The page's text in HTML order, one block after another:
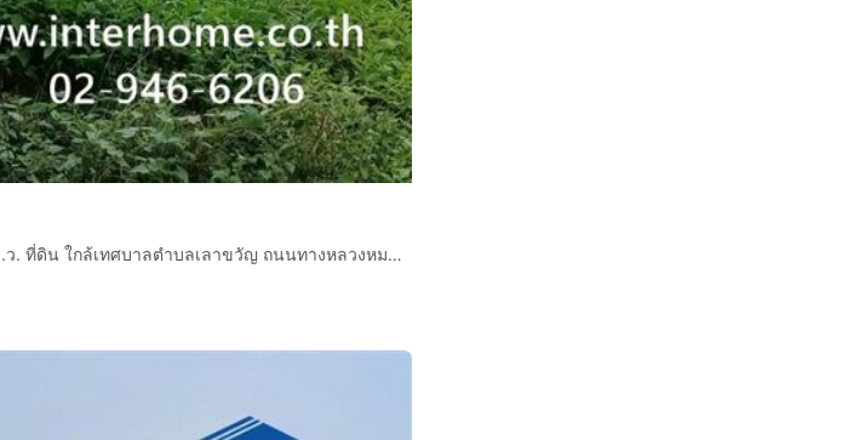
ที่ดินเปล่า 600 ตร.ว. ที่ดิน ใกล้เทศบาลตำบลเลาขวัญ ถนนทางหลวงหมายเลข3306 เลาขวัญ กาญจนบุรี